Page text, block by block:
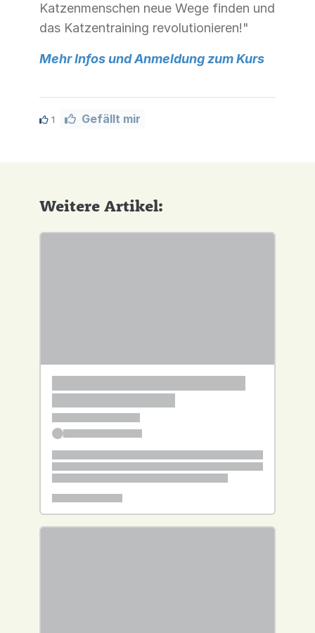
Katzenmenschen neue Wege finden und
das Katzentraining revolutionieren!"
Mehr Infos und Anmeldung zum Kurs
1 Gefällt mir
Weitere Artikel: